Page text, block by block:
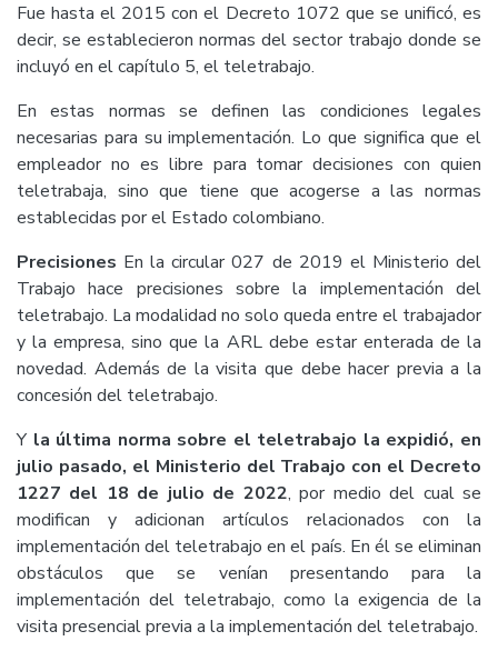
Fue hasta el 2015 con el Decreto 1072 que se unificó, es
decir, se establecieron normas del sector trabajo donde se
incluyó en el capítulo 5, el teletrabajo.
En estas normas se definen las condiciones legales
necesarias para su implementación. Lo que significa que el
empleador no es libre para tomar decisiones con quien
teletrabaja, sino que tiene que acogerse a las normas
establecidas por el Estado colombiano.
Precisiones En la circular 027 de 2019 el Ministerio del
Trabajo hace precisiones sobre la implementación del
teletrabajo. La modalidad no solo queda entre el trabajador
y la empresa, sino que la ARL debe estar enterada de la
novedad. Además de la visita que debe hacer previa a la
concesión del teletrabajo.
Y la última norma sobre el teletrabajo la expidió, en
julio pasado, el Ministerio del Trabajo con el Decreto
1227 del 18 de julio de 2022, por medio del cual se
modifican y adicionan artículos relacionados con la
implementación del teletrabajo en el país. En él se eliminan
obstáculos que se venían presentando para la
implementación del teletrabajo, como la exigencia de la
visita presencial previa a la implementación del teletrabajo.